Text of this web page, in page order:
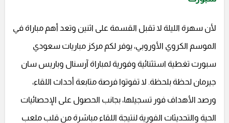
لأن سهرة الليلة لا تقبل القسمة على اثنين وتعد أهم مباراة في
الموسم الكروي الأوروبي، يوفر لكم مركز مباريات سعودي
سبورت تغطية استثنائية وفورية لمباراة آرسنال وباريس سان
جيرمان لحظة بلحظة. لا تفوتوا فرصة متابعة أحداث اللقاء،
ورصد الأهداف فور تسجيلها، بجانب الحصول على الإحصائيات
الحية والتحديثات الفورية لنتيجة اللقاء مباشرة من قلب ملعب